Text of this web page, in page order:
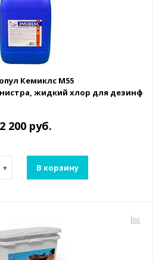
Кемиклс М55
жидкий хлор для
2 200 руб.
+ В корзину